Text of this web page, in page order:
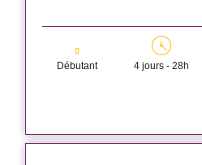
Débutant 4 jours - 28h